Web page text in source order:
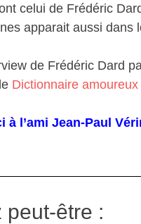
celui de Frédéric
apparait aussi dans
de Frédéric Dard
Dictionnaire
à l’ami Jean-Paul
peut-être :